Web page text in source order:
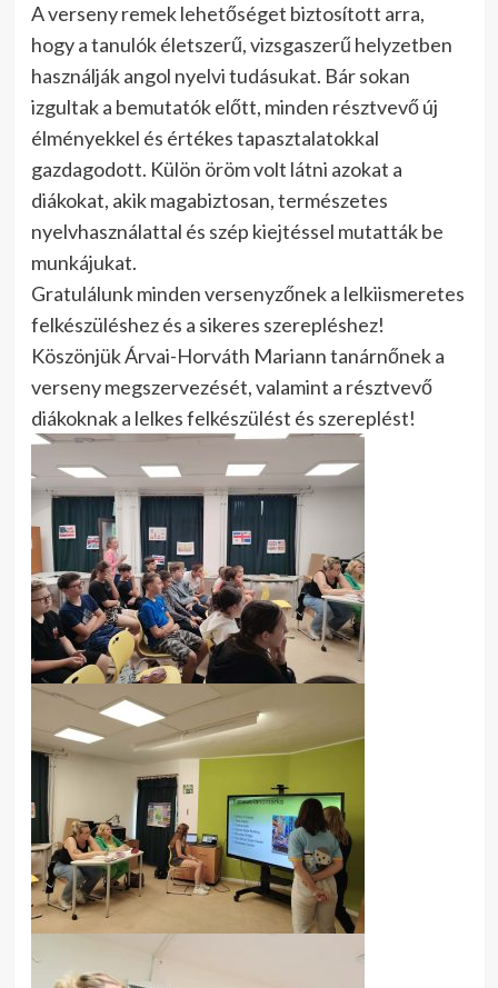
A verseny remek lehetőséget biztosított arra,
hogy a tanulók életszerű, vizsgaszerű helyzetben
használják angol nyelvi tudásukat. Bár sokan
izgultak a bemutatók előtt, minden résztvevő új
élményekkel és értékes tapasztalatokkal
gazdagodott. Külön öröm volt látni azokat a
diákokat, akik magabiztosan, természetes
nyelvhasználattal és szép kiejtéssel mutatták be
munkájukat.
Gratulálunk minden versenyzőnek a lelkiismeretes
felkészüléshez és a sikeres szerepléshez!
Köszönjük Árvai-Horváth Mariann tanárnőnek a
verseny megszervezését, valamint a résztvevő
diákoknak a lelkes felkészülést és szereplést!